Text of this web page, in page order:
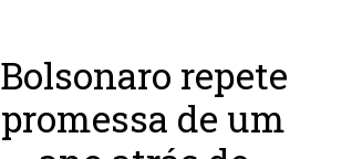
Bolsonaro repete
promessa de um